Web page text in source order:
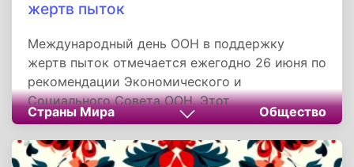
жертв пыток
Международный день ООН в поддержку
жертв пыток отмечается ежегодно 26 июня по
рекомендации Экономического и
Социального Совета ООН. Этот
международный день Генеральная Ассамблея
ООН провозгласила с целью искоренения
пыток во всем мире.
Страны Мира Общество